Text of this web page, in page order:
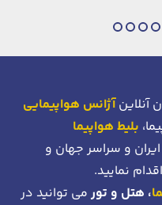
آنلاینآژانس هواپیمایی
بلیط هواپیما
و سراسر جهان و
اقدام نمایید.
، هتل و تورمی توانید در